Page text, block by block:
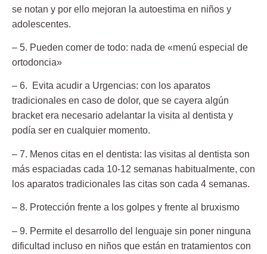
se notan y por ello mejoran la autoestima en niños y
adolescentes.
– 5. Pueden comer de todo: nada de «menú especial de
ortodoncia»
– 6. Evita acudir a Urgencias: con los aparatos
tradicionales en caso de dolor, que se cayera algún
bracket era necesario adelantar la visita al dentista y
podía ser en cualquier momento.
– 7. Menos citas en el dentista: las visitas al dentista son
más espaciadas cada 10-12 semanas habitualmente, con
los aparatos tradicionales las citas son cada 4 semanas.
– 8. Protección frente a los golpes y frente al bruxismo
– 9. Permite el desarrollo del lenguaje sin poner ninguna
dificultad incluso en niños que están en tratamientos con